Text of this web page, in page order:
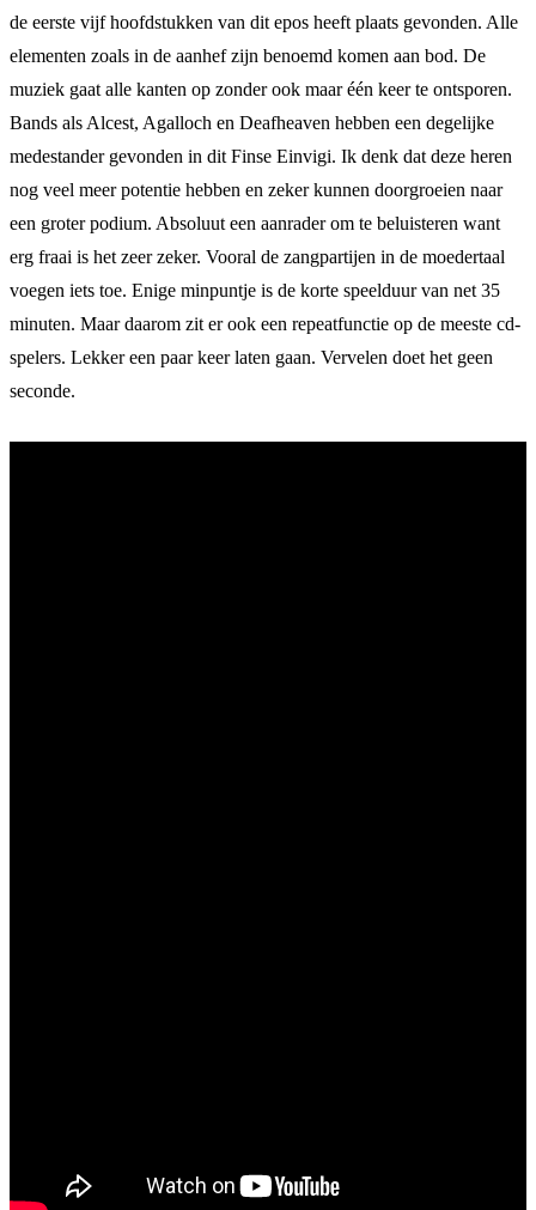
de eerste vijf hoofdstukken van dit epos heeft plaats gevonden. Alle
elementen zoals in de aanhef zijn benoemd komen aan bod. De
muziek gaat alle kanten op zonder ook maar één keer te ontsporen.
Bands als Alcest, Agalloch en Deafheaven hebben een degelijke
medestander gevonden in dit Finse Einvigi. Ik denk dat deze heren
nog veel meer potentie hebben en zeker kunnen doorgroeien naar
een groter podium. Absoluut een aanrader om te beluisteren want
erg fraai is het zeer zeker. Vooral de zangpartijen in de moedertaal
voegen iets toe. Enige minpuntje is de korte speelduur van net 35
minuten. Maar daarom zit er ook een repeatfunctie op de meeste cd-
spelers. Lekker een paar keer laten gaan. Vervelen doet het geen
seconde.